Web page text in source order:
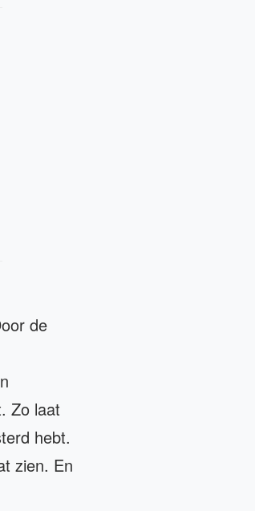
de
Zo laat
hebt.
zien. En